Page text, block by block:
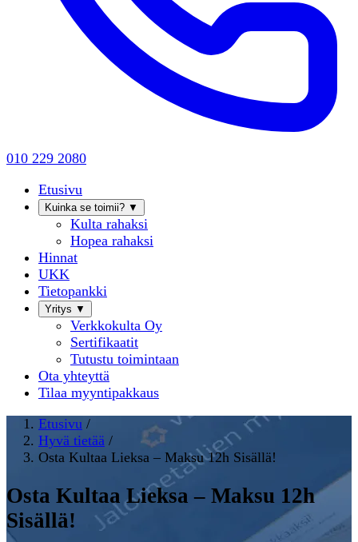
010 229 2080
Etusivu
Kuinka se toimii? ▼
Kulta rahaksi
Hopea rahaksi
Hinnat
UKK
Tietopankki
Yritys ▼
Verkkokulta Oy
Sertifikaatit
Tutustu toimintaan
Ota yhteyttä
Tilaa myyntipakkaus
Etusivu /
Hyvä tietää /
Osta Kultaa Lieksa – Maksu 12h Sisällä!
Osta Kultaa Lieksa – Maksu 12h
Sisällä!